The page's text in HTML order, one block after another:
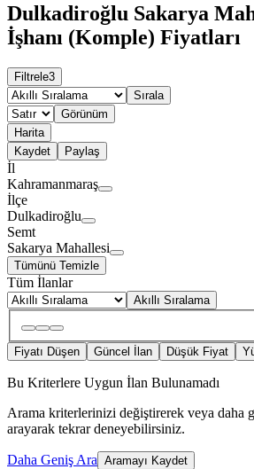
Dulkadiroğlu Sakarya
İşhanı (Komple) Fiyatları
Filtrele3
Sırala
Görünüm
Harita
Kaydet
Paylaş
İl
Kahramanmaraş
İlçe
Dulkadiroğlu
Semt
Sakarya Mahallesi
Tümünü Temizle
Tüm İlanlar
Akıllı Sıralama
Fiyatı Düşen Güncel İlan Düşük Fiyat
Bu Kriterlere Uygun İlan Bulunamadı
Arama kriterlerinizi değiştirerek veya daha
arayarak tekrar deneyebilirsiniz.
Daha Geniş Ara Aramayı Kaydet